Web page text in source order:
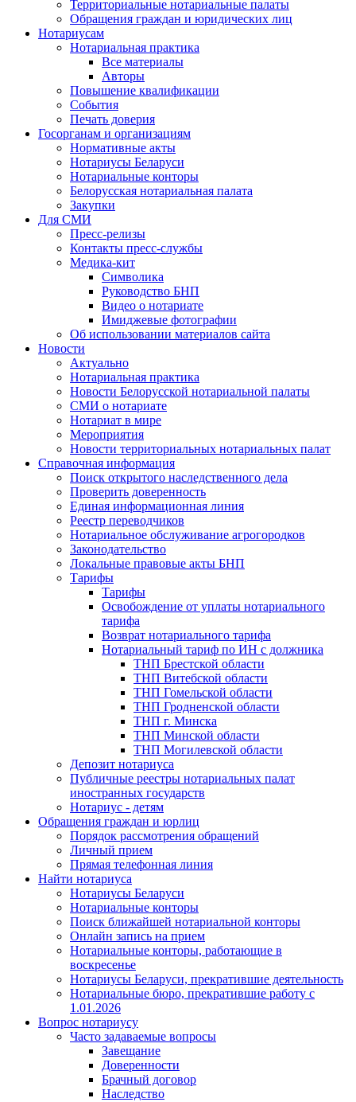
Территориальные нотариальные палаты
Обращения граждан и юридических лиц
Нотариусам
Нотариальная практика
Все материалы
Авторы
Повышение квалификации
События
Печать доверия
Госорганам и организациям
Нормативные акты
Нотариусы Беларуси
Нотариальные конторы
Белорусская нотариальная палата
Закупки
Для СМИ
Пресс-релизы
Контакты пресс-службы
Медика-кит
Символика
Руководство БНП
Видео о нотариате
Имиджевые фотографии
Об использовании материалов сайта
Новости
Актуально
Нотариальная практика
Новости Белорусской нотариальной палаты
СМИ о нотариате
Нотариат в мире
Мероприятия
Новости территориальных нотариальных палат
Справочная информация
Поиск открытого наследственного дела
Проверить доверенность
Единая информационная линия
Реестр переводчиков
Нотариальное обслуживание агрогородков
Законодательство
Локальные правовые акты БНП
Тарифы
Тарифы
Освобождение от уплаты нотариального
тарифа
Возврат нотариального тарифа
Нотариальный тариф по ИН с должника
ТНП Брестской области
ТНП Витебской области
ТНП Гомельской области
ТНП Гродненской области
ТНП г. Минска
ТНП Минской области
ТНП Могилевской области
Депозит нотариуса
Публичные реестры нотариальных палат
иностранных государств
Нотариус - детям
Обращения граждан и юрлиц
Порядок рассмотрения обращений
Личный прием
Прямая телефонная линия
Найти нотариуса
Нотариусы Беларуси
Нотариальные конторы
Поиск ближайшей нотариальной конторы
Онлайн запись на прием
Нотариальные конторы, работающие в
воскресенье
Нотариусы Беларуси, прекратившие деятельность
Нотариальные бюро, прекратившие работу с
1.01.2026
Вопрос нотариусу
Часто задаваемые вопросы
Завещание
Доверенности
Брачный договор
Наследство